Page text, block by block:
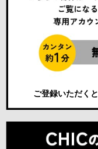
ご登録いただくと